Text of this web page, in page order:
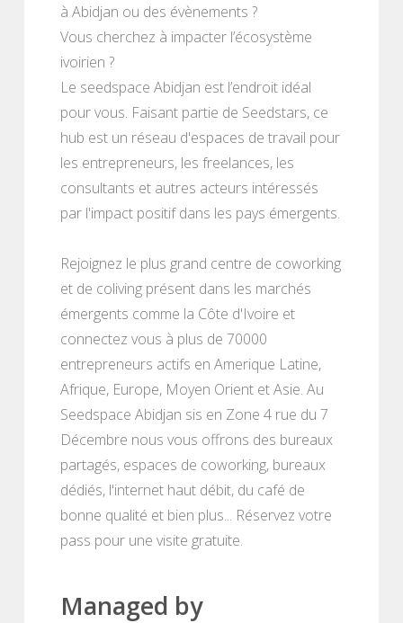
à Abidjan ou des évènements ?
Vous cherchez à impacter l’écosystème
ivoirien ?
Le seedspace Abidjan est l’endroit idéal
pour vous. Faisant partie de Seedstars, ce
hub est un réseau d'espaces de travail pour
les entrepreneurs, les freelances, les
consultants et autres acteurs intéressés
par l'impact positif dans les pays émergents.
Rejoignez le plus grand centre de coworking
et de coliving présent dans les marchés
émergents comme la Côte d'Ivoire et
connectez vous à plus de 70000
entrepreneurs actifs en Amerique Latine,
Afrique, Europe, Moyen Orient et Asie. Au
Seedspace Abidjan sis en Zone 4 rue du 7
Décembre nous vous offrons des bureaux
partagés, espaces de coworking, bureaux
dédiés, l'internet haut débit, du café de
bonne qualité et bien plus... Réservez votre
pass pour une visite gratuite.
Managed by